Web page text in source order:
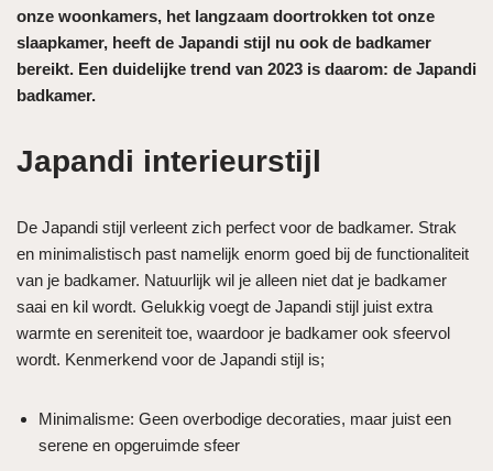
onze woonkamers, het langzaam doortrokken tot onze
slaapkamer, heeft de Japandi stijl nu ook de badkamer
bereikt. Een duidelijke trend van 2023 is daarom: de Japandi
badkamer.
Japandi interieurstijl
De Japandi stijl verleent zich perfect voor de badkamer. Strak
en minimalistisch past namelijk enorm goed bij de functionaliteit
van je badkamer. Natuurlijk wil je alleen niet dat je badkamer
saai en kil wordt. Gelukkig voegt de Japandi stijl juist extra
warmte en sereniteit toe, waardoor je badkamer ook sfeervol
wordt. Kenmerkend voor de Japandi stijl is;
Minimalisme: Geen overbodige decoraties, maar juist een
serene en opgeruimde sfeer